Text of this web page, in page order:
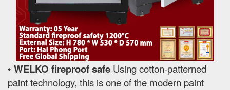
• WELKO fireproof safe Using cotton-patterned
paint technology, this is one of the modern paint